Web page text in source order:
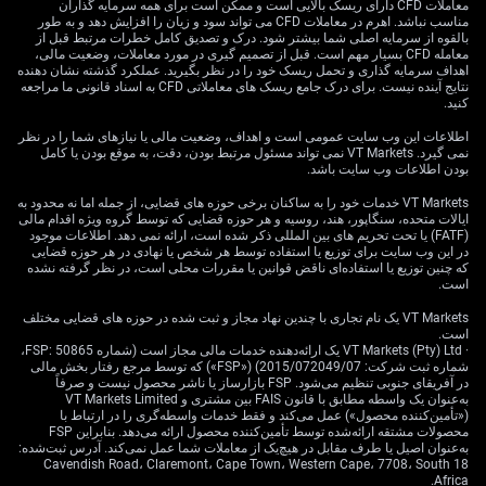
راهبرد و ایده‌های معاملاتی
برای بهره‌برداری از این مومنتوم ملایم صعودی، خرید اختیار
Spread) با سررسید آگوست مدنظر است. خرید یک کال
1.3400 و تأمین بخشی از هزینه با فروش کال 1.3550
می‌تواند گزینه مناسبی باشد تا حرکت به سمت مقاومت اولیه
نزدیک 1.3470 هدف‌گذاری شود. این راهبرد با ریسک
تعریف‌شده، با رشد آرام اما نه انفجاری که انتظار داریم
هم‌خوانی دارد.
ثبات فعلی، تفاوت زیادی با انتقال پرآشوب رهبری در سال
2022 دارد که پوند را تا نزدیکی برابری با دلار به سقوط
کشاند. این فرآیند سیاسی منظم، کف قابل اتکاتری برای ارز
فراهم می‌کند و سطح حمایتی 1.3300 را به خط دفاعی معتبر
تبدیل می‌سازد. فروش اختیار فروش خارج از پول (Out-of-
the-Money Put) با قیمت اعمال نزدیک این سطح نیز راهبرد
دیگری است که امکان دریافت پرمیوم را فراهم می‌کند، در
حالی‌که دیدگاهی محتاطانه اما خوش‌بینانه را بازتاب می‌دهد.
معاملات CFD دارای ریسک بالایی است و ممکن است برای همه سرمایه گذاران
مناسب نباشد. اهرم در معاملات CFD می تواند سود و زیان را افزایش دهد و به طور
بالقوه از سرمایه اصلی شما بیشتر شود. درک و تصدیق کامل خطرات مرتبط قبل از
معامله CFD بسیار مهم است. قبل از تصمیم گیری در مورد معاملات، وضعیت مالی،
اهداف سرمایه گذاری و تحمل ریسک خود را در نظر بگیرید. عملکرد گذشته نشان دهنده
نتایج آینده نیست. برای درک جامع ریسک های معاملاتی CFD به اسناد قانونی ما مراجعه
کنید.
اطلاعات این وب سایت عمومی است و اهداف، وضعیت مالی یا نیازهای شما را در نظر
نمی گیرد. VT Markets نمی تواند مسئول مرتبط بودن، دقت، به موقع بودن یا کامل
بودن اطلاعات وب سایت باشد.
VT Markets خدمات خود را به ساکنان برخی حوزه های قضایی، از جمله اما نه محدود به
ایالات متحده، سنگاپور، هند، روسیه و هر حوزه قضایی که توسط گروه ویژه اقدام مالی
(FATF) یا تحت تحریم های بین المللی ذکر شده است، ارائه نمی دهد. اطلاعات موجود
در این وب سایت برای توزیع یا استفاده توسط هر شخص یا نهادی در هر حوزه قضایی
که چنین توزیع یا استفاده‌ای ناقض قوانین یا مقررات محلی است، در نظر گرفته نشده
است.
VT Markets یک نام تجاری با چندین نهاد مجاز و ثبت شده در حوزه های قضایی مختلف
است.
· VT Markets (Pty) Ltd یک ارائه‌دهنده خدمات مالی مجاز است (شماره FSP: 50865،
شماره ثبت شرکت: 2015/072049/07) («FSP») که توسط مرجع رفتار بخش مالی
در آفریقای جنوبی تنظیم می‌شود. FSP بازارساز یا ناشر محصول نیست و صرفاً
به‌عنوان یک واسطه مطابق با قانون FAIS بین مشتری و VT Markets Limited
(«تأمین‌کننده محصول») عمل می‌کند و فقط خدمات واسطه‌گری را در ارتباط با
محصولات مشتقه ارائه‌شده توسط تأمین‌کننده محصول ارائه می‌دهد. بنابراین FSP
به‌عنوان اصیل یا طرف مقابل در هیچ‌یک از معاملات شما عمل نمی‌کند. آدرس ثبت‌شده:
18 Cavendish Road، Claremont، Cape Town، Western Cape، 7708، South
Africa.